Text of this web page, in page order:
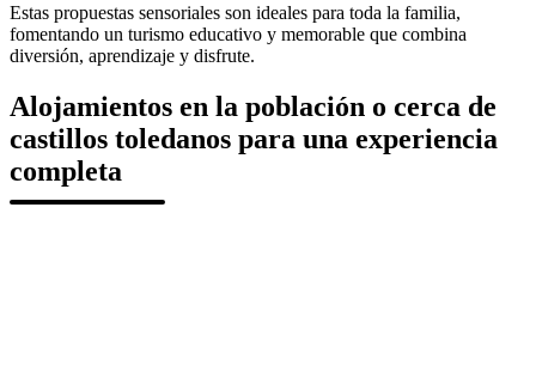
Estas propuestas sensoriales son ideales para toda la familia,
fomentando un turismo educativo y memorable que combina
diversión, aprendizaje y disfrute.
Alojamientos en la población o cerca de
castillos toledanos para una experiencia
completa